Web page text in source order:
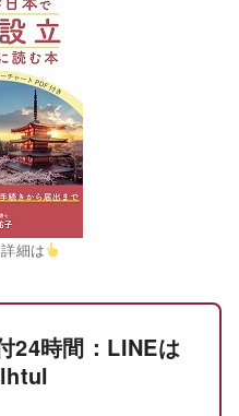
細は
24時間：LINEは